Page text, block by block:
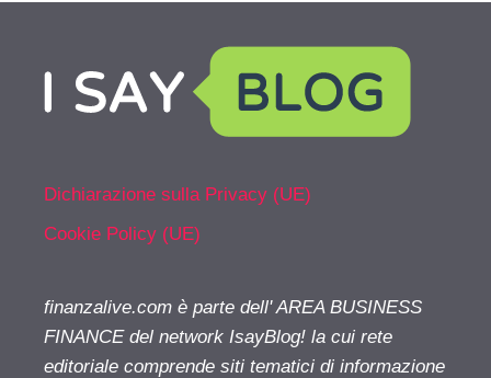
Dichiarazione sulla Privacy (UE)
Cookie Policy (UE)
finanzalive.com è parte dell' AREA BUSINESS
FINANCE del network IsayBlog! la cui rete
editoriale comprende siti tematici di informazione